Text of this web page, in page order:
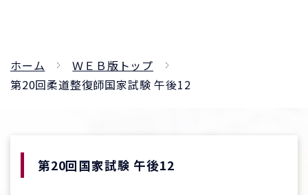
ホーム
ＷＥＢ版トップ
第20回柔道整復師国家試験 午後12
第20回国家試験 午後12